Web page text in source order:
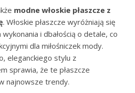
modne włoskie płaszcze z
. Włoskie płaszcze wyróżniają się
i dbałością o detale, co
dla miłośniczek mody.
eleganckiego stylu z
sprawia, że te płaszcze
najnowsze trendy.